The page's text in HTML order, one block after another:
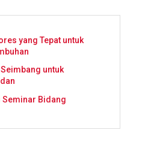
yang Tepat untuk
untuk
Seminar Bidang